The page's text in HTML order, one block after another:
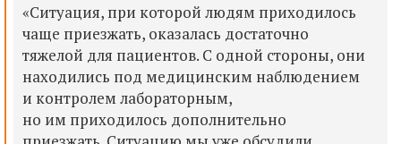
«Ситуация, при которой людям приходилось
чаще приезжать, оказалась достаточно
тяжелой для пациентов. С одной стороны, они
находились под медицинским наблюдением
и контролем лабораторным,
но им приходилось дополнительно